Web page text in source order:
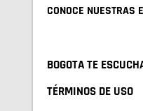
CONOCE NUESTRAS
BOGOTA TE
TÉRMINOS DE USO